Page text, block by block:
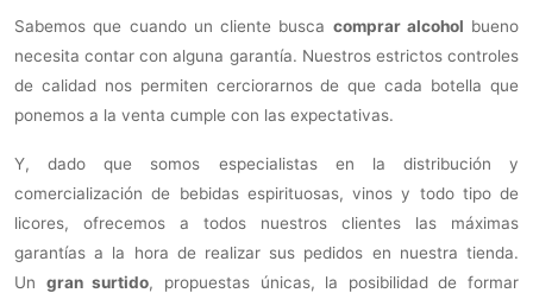
Sabemos que cuando un cliente busca comprar alcohol bueno
necesita contar con alguna garantía. Nuestros estrictos controles
de calidad nos permiten cerciorarnos de que cada botella que
ponemos a la venta cumple con las expectativas.
Y, dado que somos especialistas en la distribución y
comercialización de bebidas espirituosas, vinos y todo tipo de
licores, ofrecemos a todos nuestros clientes las máximas
garantías a la hora de realizar sus pedidos en nuestra tienda.
Un gran surtido, propuestas únicas, la posibilidad de formar